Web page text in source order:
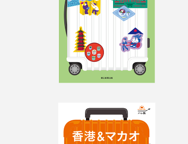
ハレ旅　香港＆マカ